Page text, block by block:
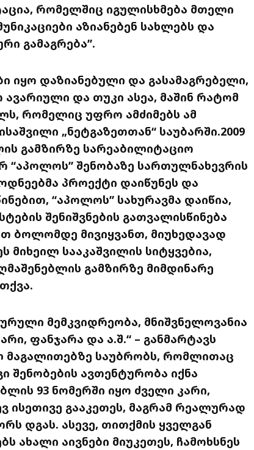
რომელშიც იგულისხმება მთელი
აზიანებენ სახლებს და
გამაგრება”.
იყო დაზიანებული და გასამაგრებელი,
ავარიული და თუკი ასეა, მაშინ რატომ
რომელიც უფრო ამძიმებს ამ
„ნეტგაზეთთან“ საუბარში.2009
გამზირზე სარეაბილიტაციო
“აპოლოს” შენობაზე სართულნახევრის
პროექტი დაიწუნეს და
“აპოლოს” სახურავმა დაიწია,
შენიშვნების გათვალისწინება
ბოლომდე მივიყვანთ, მიუხედავად
მიხეილ სააკაშვილის სიტყვებია,
გამზირზე მიმდინარე
მემკვიდრეობა, მნიშვნელოვანია
ფანჯარა და ა.შ.“ – განმარტავს
მაგალითებზე საუბრობს, რომლითაც
შენობების ავთენტურობა იქნა
93 ნომერში იყო ძველი კარი,
ისეთივე გააკეთეს, მაგრამ რეალურად
დგას. ასევე, თითქმის ყველგან
ახალი აივნები მიუკეთეს, ჩამოხსნეს